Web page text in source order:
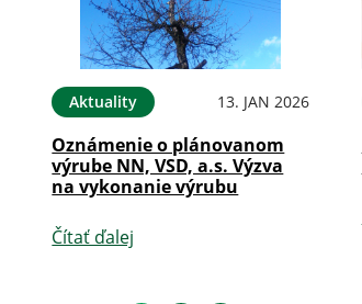
Aktuality 13. JAN 2026
Oznámenie o plánovanom
výrube NN, VSD, a.s. Výzva
na vykonanie výrubu
Čítať ďalej